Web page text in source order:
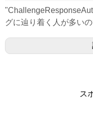
グに辿り着く人が多い
ス